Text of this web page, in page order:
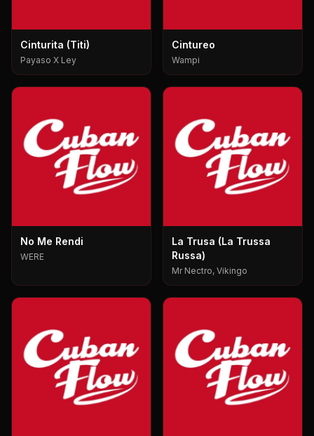
Cinturita (Titi)
Payaso X Ley
Cintureo
Wampi
No Me Rendi
WERE
La Trusa (La Trussa
Russa)
Mr Nectro, Vikingo